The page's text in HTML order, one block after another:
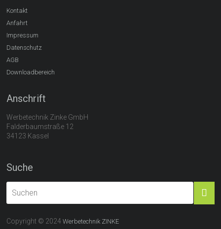
Kontakt
Anfahrt
Impressum
Datenschutz
AGB
Downloadbereich
Anschrift
Werbetechnik Zinke GmbH
Falderbaumstraße 12
34123 Kassel
Suche
Copyright © 2024Werbetechnik ZINKE